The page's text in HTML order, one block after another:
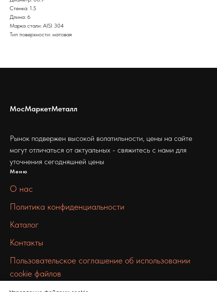
Стенка: 1.5
Длина: 6
Марка стали: AISI 304
Тип поверхности: матовая
МосМаркетМеталл
Рынок подвержен высокой волатильности, цены на сайте
могут отличаться от актуальных - свяжитесь с нами для
уточнения сегодняшней цены
Меню
О нас
Политика конфиденциальности
Каталог
Контакты
Пользовательское соглашение об использовании
cookie файлов